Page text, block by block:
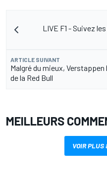
LIVE F1 - Suivez
ARTICLE SUIVANT
Malgré du mieux,
de la Red Bull
MEILLEURS
VOIR PLUS